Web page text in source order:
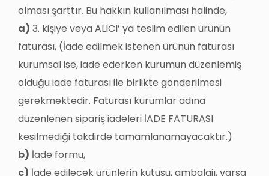
olması şarttır. Bu hakkın kullanılması halinde,
a) 3. kişiye veya ALICI’ ya teslim edilen ürünün
faturası, (İade edilmek istenen ürünün faturası
kurumsal ise, iade ederken kurumun düzenlemiş
olduğu iade faturası ile birlikte gönderilmesi
gerekmektedir. Faturası kurumlar adına
düzenlenen sipariş iadeleri İADE FATURASI
kesilmediği takdirde tamamlanamayacaktır.)
b) İade formu,
c) İade edilecek ürünlerin kutusu, ambalajı, varsa